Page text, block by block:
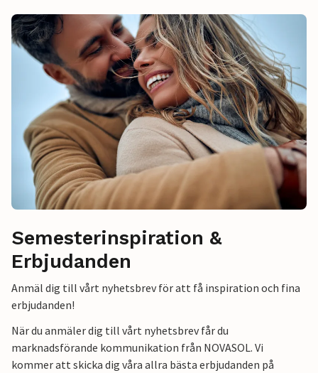
Semesterinspiration &
Erbjudanden
Anmäl dig till vårt nyhetsbrev för att få inspiration och fina
erbjudanden!
När du anmäler dig till vårt nyhetsbrev får du
marknadsförande kommunikation från NOVASOL. Vi
kommer att skicka dig våra allra bästa erbjudanden på